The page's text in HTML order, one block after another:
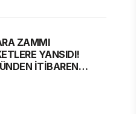
ZAMMI
YANSIDI!
İTİBAREN